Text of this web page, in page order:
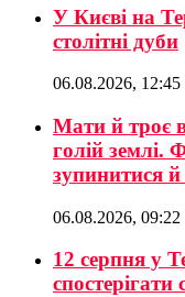
У Києві на
столітні дуби
06.08.2026, 12:45
Мати й троє
голій землі.
зупинитися
06.08.2026, 09:22
12 серпня у